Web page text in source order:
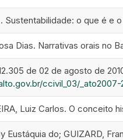
Sustentabilidade: o que é e
Dias. Narrativas orais no
de 02 de agosto de
ccivil_03/_ato2007-
Luiz Carlos. O
Eustáquia do; GUIZARD,